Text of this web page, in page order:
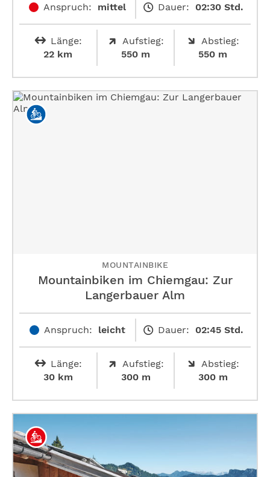
Anspruch: mittel Dauer: 02:30 Std.
Länge:
22 km
Aufstieg:
550 m
Abstieg:
550 m
MOUNTAINBIKE
Mountainbiken im Chiemgau: Zur
Langerbauer Alm
Anspruch: leicht Dauer: 02:45 Std.
Länge:
30 km
Aufstieg:
300 m
Abstieg:
300 m